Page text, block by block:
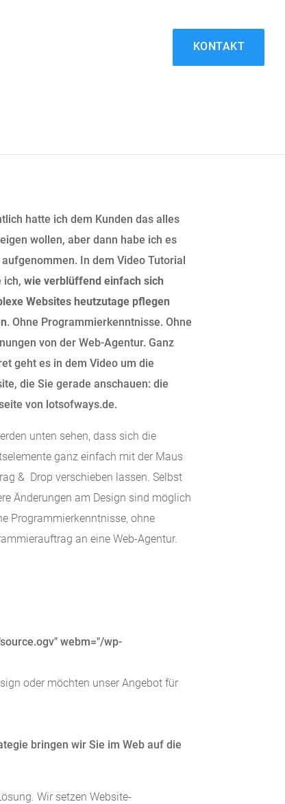
KONTAKT
hatte ich dem Kunden das alles
wollen, aber dann habe ich es
In dem Video Tutorial
ich, wie verblüffend einfach sich
Websites heutzutage pflegen
. Ohne Programmierkenntnisse. Ohne
von der Web-Agentur. Ganz
geht es in dem Video um die
die Sie gerade anschauen: die
von lotsofways.de.
unten sehen, dass sich die
ganz einfach mit der Maus
& Drop verschieben lassen. Selbst
Änderungen am Design sind möglich
Programmierkenntnisse, ohne
an eine Web-Agentur.
webm="/wp-
oder möchten unser Angebot für
bringen wir Sie im Web auf die
Wir setzen Website-